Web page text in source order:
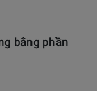
bằng phần